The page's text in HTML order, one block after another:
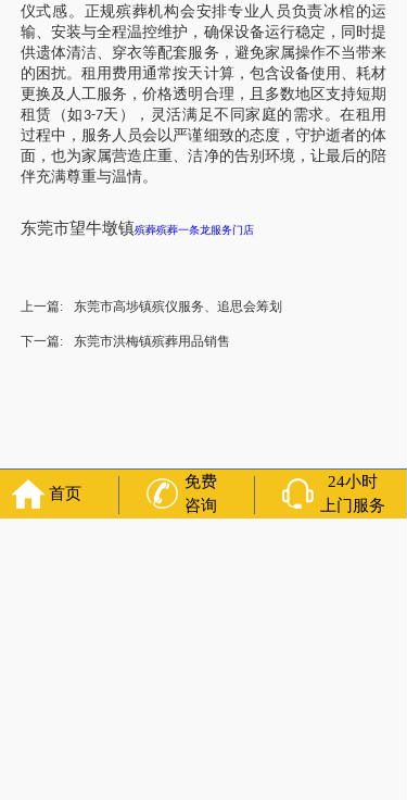
仪式感。正规殡葬机构会安排专业人员负责冰棺的运
输、安装与全程温控维护，确保设备运行稳定，同时提
供遗体清洁、穿衣等配套服务，避免家属操作不当带来
的困扰。租用费用通常按天计算，包含设备使用、耗材
更换及人工服务，价格透明合理，且多数地区支持短期
租赁（如 3-7天），灵活满足不同家庭的需求。在租用
过程中，服务人员会以严谨细致的态度，守护逝者的体
面，也为家属营造庄重、洁净的告别环境，让最后的陪
伴充满尊重与温情。
东莞市望牛墩镇殡葬殡葬一条龙服务门店
上一篇: 东莞市高埗镇殡仪服务、追思会筹划
下一篇: 东莞市洪梅镇殡葬用品销售
首页
免费
咨询
24小时
上门服务